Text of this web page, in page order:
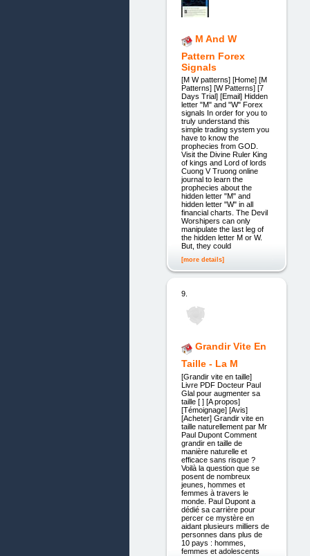
M And W
Pattern Forex
Signals
[M W patterns] [Home] [M
Patterns] [W Patterns] [7
Days Trial] [Email] Hidden
letter "M" and "W" Forex
signals In order for you to
truly understand this
simple trading system you
have to know the
prophecies from GOD.
Visit the Divine Ruler King
of kings and Lord of lords
Cuong V Truong online
journal to learn the
prophecies about the
hidden letter "M" and
hidden letter "W" in all
financial charts. The Devil
Worshipers can only
manipulate the last leg of
the hidden letter M or W.
But, they could
[more details]
9.
Grandir Vite En
Taille - La M
[Grandir vite en taille]
Livre PDF Docteur Paul
Glal pour augmenter sa
taille [ ] [A propos]
[Témoignage] [Avis]
[Acheter] Grandir vite en
taille naturellement par Mr
Paul Dupont Comment
grandir en taille de
manière naturelle et
efficace sans risque ?
Voilà la question que se
posent de nombreux
jeunes, hommes et
femmes à travers le
monde. Paul Dupont a
dédié sa carrière pour
percer ce mystère en
aidant plusieurs milliers de
personnes dans plus de
10 pays : hommes,
femmes et adolescents